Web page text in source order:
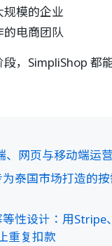
模的企业
电商团队
，SimpliShop 都
、网页与移动端运
泰国市场打造的
性设计：用Stripe
重复扣款